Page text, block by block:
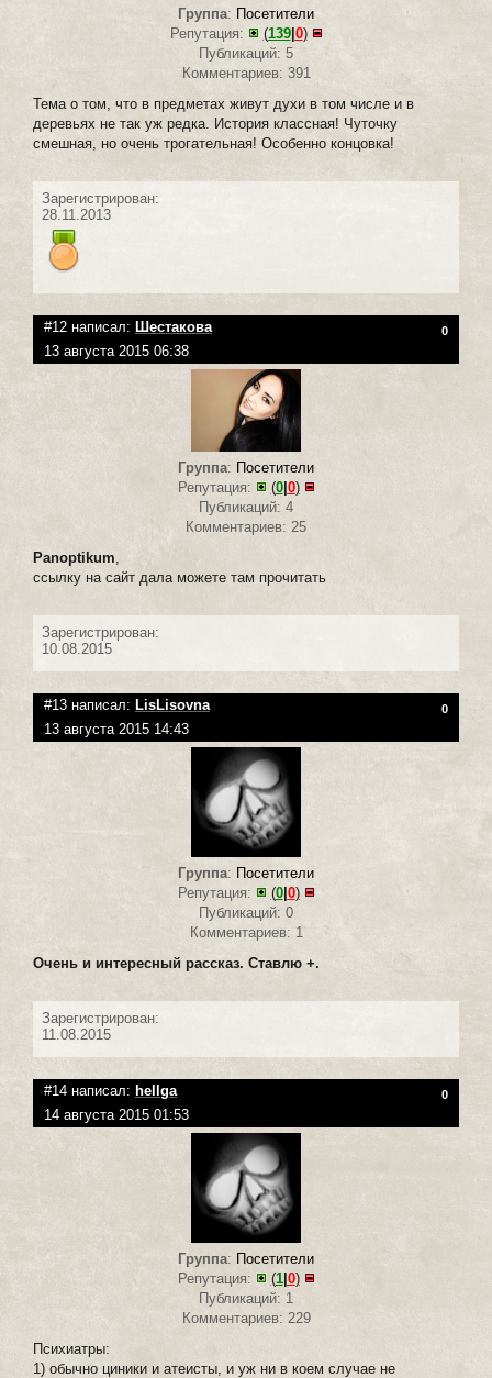
Группа: Посетители
Репутация:
(139|0)
Публикаций: 5
Комментариев: 391
Тема о том, что в предметах живут духи в том числе и в
деревьях не так уж редка. История классная! Чуточку
смешная, но очень трогательная! Особенно концовка!
Зарегистрирован:
28.11.2013
#12 написал: Шестакова 0
13 августа 2015 06:38
Группа: Посетители
Репутация:
(0|0)
Публикаций: 4
Комментариев: 25
Panoptikum
ссылку на сайт дала можете там прочитать
Зарегистрирован:
10.08.2015
#13 написал: LisLisovna 0
13 августа 2015 14:43
Группа: Посетители
Репутация:
(0|0)
Публикаций: 0
Комментариев: 1
Очень и интересный рассказ. Ставлю +.
Зарегистрирован:
11.08.2015
#14 написал: hellga 0
14 августа 2015 01:53
Группа: Посетители
Репутация:
(1|0)
Публикаций: 1
Комментариев: 229
Психиатры:
1) обычно циники и атеисты, и уж ни в коем случае не